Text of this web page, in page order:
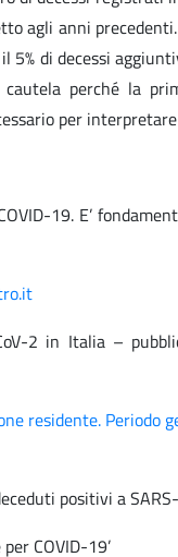
agli anni
5% di decessi
perché la
per
19. E’
2 in Italia –
residente. Periodo
positivi a SARS-
COVID-19’